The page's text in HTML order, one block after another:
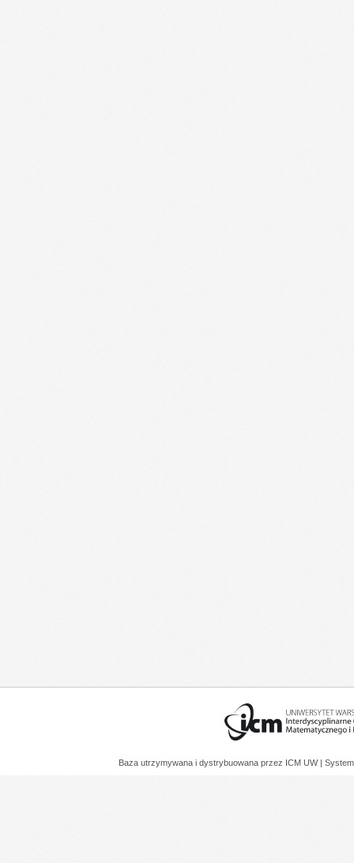
Baza utrzymywana i dystrybuowana przez ICM UW |